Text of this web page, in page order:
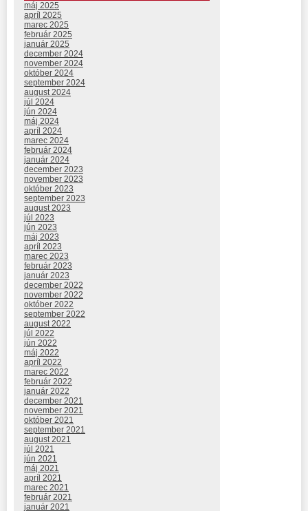
máj 2025
apríl 2025
marec 2025
február 2025
január 2025
december 2024
november 2024
október 2024
september 2024
august 2024
júl 2024
jún 2024
máj 2024
apríl 2024
marec 2024
február 2024
január 2024
december 2023
november 2023
október 2023
september 2023
august 2023
júl 2023
jún 2023
máj 2023
apríl 2023
marec 2023
február 2023
január 2023
december 2022
november 2022
október 2022
september 2022
august 2022
júl 2022
jún 2022
máj 2022
apríl 2022
marec 2022
február 2022
január 2022
december 2021
november 2021
október 2021
september 2021
august 2021
júl 2021
jún 2021
máj 2021
apríl 2021
marec 2021
február 2021
január 2021